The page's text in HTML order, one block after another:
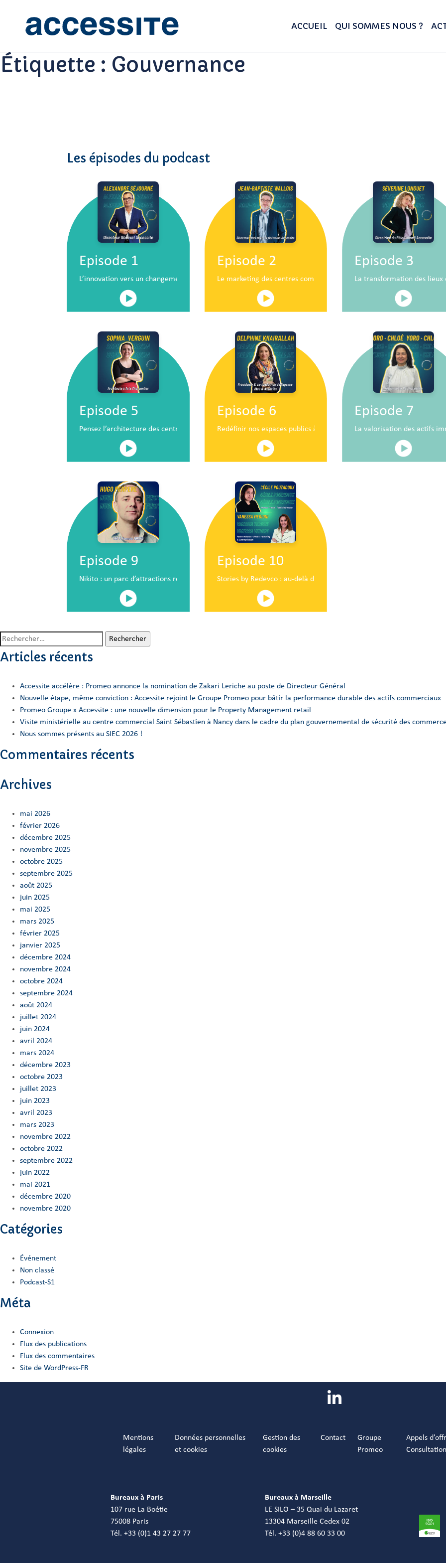
ACCUEIL QUI SOMMES NOUS ?
Étiquette : Gouvernance
Les épisodes du podcast
Episode 1
L’innovation vers un changement de situation
Episode 2
Le marketing des centres commerciaux au service du développement
Episode 3
La transformation des lieux
Episode 5
Pensez l’architecture des centres commerciaux de demain
Episode 6
Redéfinir nos espaces publics à hauteur d’enfants
Episode 7
La valorisation des actifs
Episode 9
Nikito : un parc d’attractions révolutionnaire en plein centre commercial centre commercial
Episode 10
Stories by Redevco : au-delà du pop-up traditionnel
Rechercher :
Articles récents
Accessite accélère : Promeo annonce la nomination de Zakari Leriche au poste de Directeur Général
Nouvelle étape, même conviction : Accessite rejoint le Groupe Promeo pour bâtir la performance durable des actifs commerciaux
Promeo Groupe x Accessite : une nouvelle dimension pour le Property Management retail
Visite ministérielle au centre commercial Saint Sébastien à Nancy dans le cadre du plan gouvernemental de sécurité des
Nous sommes présents au SIEC 2026 !
Commentaires récents
Archives
mai 2026
février 2026
décembre 2025
novembre 2025
octobre 2025
septembre 2025
août 2025
juin 2025
mai 2025
mars 2025
février 2025
janvier 2025
décembre 2024
novembre 2024
octobre 2024
septembre 2024
août 2024
juillet 2024
juin 2024
avril 2024
mars 2024
décembre 2023
octobre 2023
juillet 2023
juin 2023
avril 2023
mars 2023
novembre 2022
octobre 2022
septembre 2022
juin 2022
mai 2021
décembre 2020
novembre 2020
Catégories
Événement
Non classé
Podcast-S1
Méta
Connexion
Flux des publications
Flux des commentaires
Site de WordPress-FR
Mentions
légales
Données personnelles
et cookies
Gestion des
cookies
Contact
Groupe
Promeo
Appels
Bureaux à Paris
107 rue La Boétie
75008 Paris
Tél. +33 (0)1 43 27 27 77
Bureaux à Marseille
LE SILO – 35 Quai du Lazaret
13304 Marseille Cedex 02
Tél. +33 (0)4 88 60 33 00